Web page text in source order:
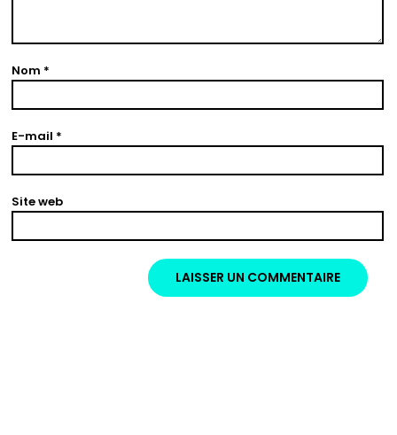
Nom *
E-mail *
Site web